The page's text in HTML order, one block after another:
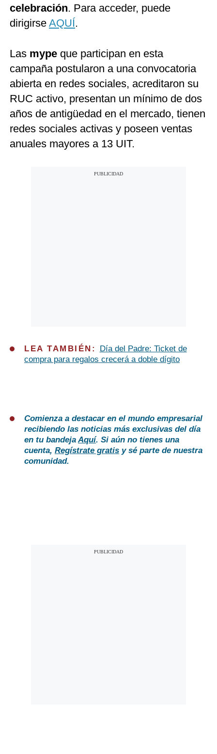
celebración. Para acceder, puede
dirigirse AQUÍ.
Las mype que participan en esta
campaña postularon a una convocatoria
abierta en redes sociales, acreditaron su
RUC activo, presentan un mínimo de dos
años de antigüedad en el mercado, tienen
redes sociales activas y poseen ventas
anuales mayores a 13 UIT.
LEA TAMBIÉN:
Día del Padre: Ticket de
compra para regalos crecerá a doble dígito
Comienza a destacar en el mundo empresarial
recibiendo las noticias más exclusivas del día
en tu bandejaAquí. Si aún no tienes una
cuenta, Regístrate gratis y sé parte de nuestra
comunidad.